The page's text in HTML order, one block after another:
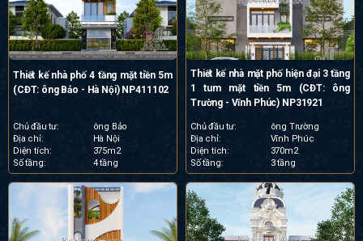
Thiết kế nhà phố 4 tầng mặt tiền 5m
(CĐT: ông Bảo - Hà Nội) NP411102
Chủ đầu tư:
ông Bảo
Địa chỉ:
Hà Nội
Diện tích:
375m2
Số tầng:
4 tầng
Thiết kế nhà mặt phố hiện đại 3 tầng
1 tum mặt tiền 5m (CĐT: ông
Trường - Vĩnh Phúc) NP31921
Chủ đầu tư:
ông Trường
Địa chỉ:
Vĩnh Phúc
Diện tích:
370m2
Số tầng:
3 tầng